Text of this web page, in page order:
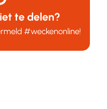
te delen?
#weckenonline!